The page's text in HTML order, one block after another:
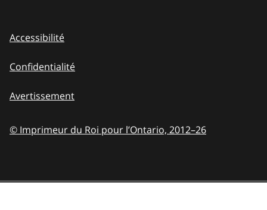
Accessibilité
Confidentialité
Avertissement
© Imprimeur du Roi pour l’Ontario, 2012–26